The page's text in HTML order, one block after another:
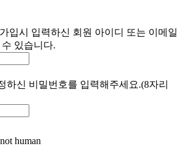
가입시 입력하신 회원 아이디 또는 이메일
있습니다.
하신 비밀번호를 입력해주세요.(8자리
human